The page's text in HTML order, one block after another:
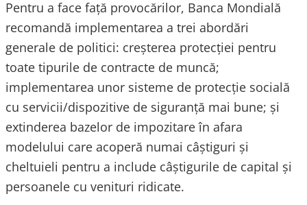
Pentru a face față provocărilor, Banca Mondială
recomandă implementarea a trei abordări
generale de politici: creșterea protecției pentru
toate tipurile de contracte de muncă;
implementarea unor sisteme de protecție socială
cu servicii/dispozitive de siguranță mai bune; și
extinderea bazelor de impozitare în afara
modelului care acoperă numai câștiguri și
cheltuieli pentru a include câștigurile de capital și
persoanele cu venituri ridicate.